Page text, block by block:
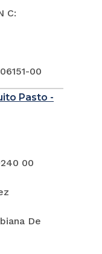
C:
00
Pasto -
00
De